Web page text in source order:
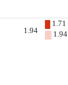
1.94
1.71
1.94